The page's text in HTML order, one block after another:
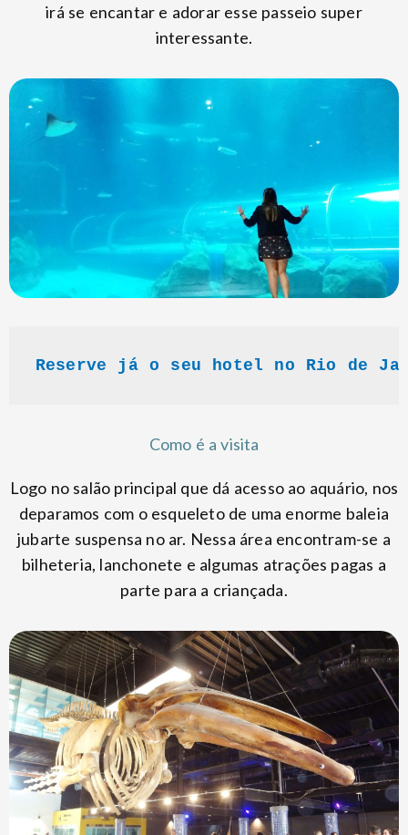
irá se encantar e adorar esse passeio super
interessante.
Reserve já o seu hotel no Rio de
Como é a visita
Logo no salão principal que dá acesso ao aquário, nos
deparamos com o esqueleto de uma enorme baleia
jubarte suspensa no ar. Nessa área encontram-se a
bilheteria, lanchonete e algumas atrações pagas a
parte para a criançada.